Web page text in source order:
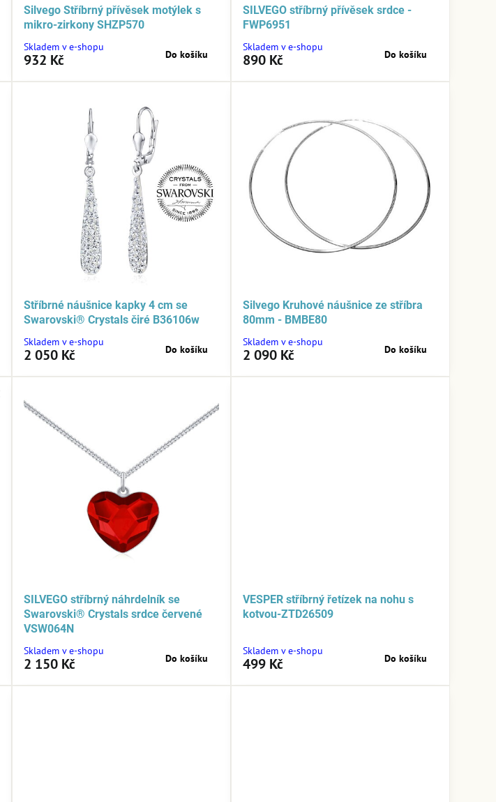
Silvego Stříbrný přívěsek motýlek s
mikro-zirkony SHZP570
Skladem v e-shopu
932 Kč Do košíku
SILVEGO stříbrný přívěsek srdce -
FWP6951
Skladem v e-shopu
890 Kč Do košíku
Stříbrné náušnice kapky 4 cm se
Swarovski® Crystals čiré B36106w
Skladem v e-shopu
2 050 Kč Do košíku
Silvego Kruhové náušnice ze stříbra
80mm - BMBE80
Skladem v e-shopu
2 090 Kč Do košíku
SILVEGO stříbrný náhrdelník se
Swarovski® Crystals srdce červené
VSW064N
Skladem v e-shopu
2 150 Kč Do košíku
VESPER stříbrný řetízek na nohu s
kotvou-ZTD26509
Skladem v e-shopu
499 Kč Do košíku